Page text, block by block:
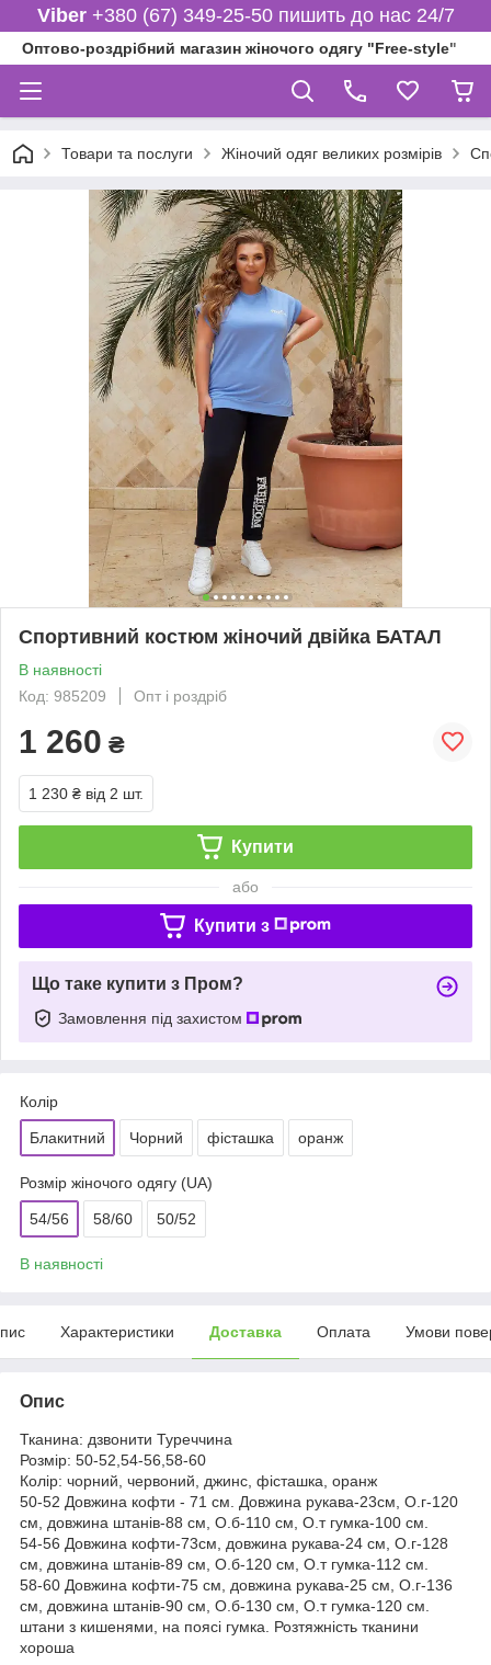
Viber+380 (67) 349-25-50 пишить до нас 24/7
Оптово-роздрібний магазин жіночого одягу "Free-style"
Товари та послуги Жіночий одяг великих розмірів
Спортивний костюм жіночий двійка БАТАЛ
В наявності
Код: 985209
Опт і роздріб
1 260 ₴
1 230 ₴ від 2 шт.
Купити
або
Купити з
Що таке купити з Пром?
Замовлення під захистом
Колір
Блакитний Чорний фісташка оранж
Розмір жіночого одягу (UA)
54/56 58/60 50/52
В наявності
Характеристики Доставка Оплата Умови
Опис
Тканина: дзвонити Туреччина
Розмір: 50-52,54-56,58-60
Колір: чорний, червоний, джинс, фісташка, оранж
50-52 Довжина кофти - 71 см. Довжина рукава-23см, О.г-120
см, довжина штанів-88 см, О.б-110 см, О.т гумка-100 см.
54-56 Довжина кофти-73см, довжина рукава-24 см, О.г-128
см, довжина штанів-89 см, О.б-120 см, О.т гумка-112 см.
58-60 Довжина кофти-75 см, довжина рукава-25 см, О.г-136
см, довжина штанів-90 см, О.б-130 см, О.т гумка-120 см.
штани з кишенями, на поясі гумка. Розтяжність тканини
хороша